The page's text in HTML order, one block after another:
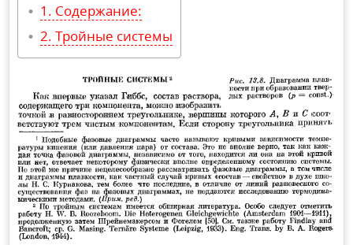
Содержание:
Тройные системы